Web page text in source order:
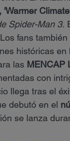
, 'Warmer
Spider-Man 3.
fans
históricas en
las MENCAP
con
llega tras el
debutó en el
se lanza